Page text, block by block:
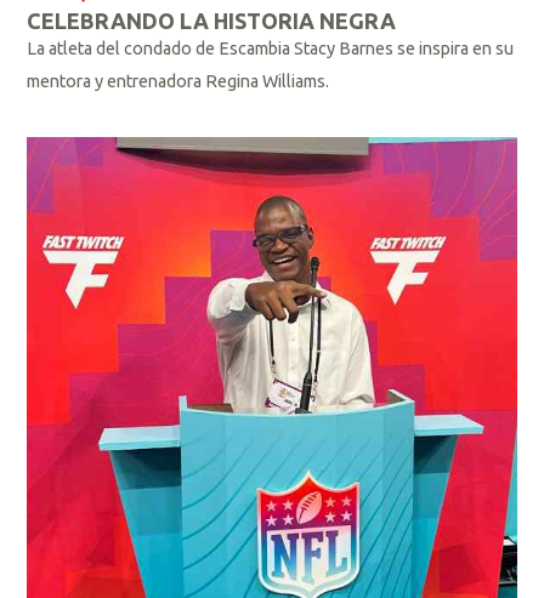
CELEBRANDO LA HISTORIA NEGRA
La atleta del condado de Escambia Stacy Barnes se inspira en su
mentora y entrenadora Regina Williams.
L
e